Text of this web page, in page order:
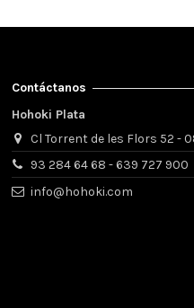
Contáctanos
Hohoki Plata
Cl Torrent de les Flors 52 -
93 284 64 68 - 639 727 900
info@hohoki.com